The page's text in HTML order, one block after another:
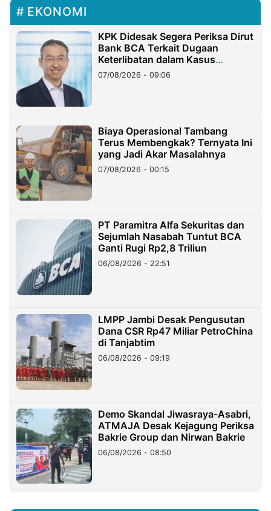
EKONOMI
KPK Didesak Segera Periksa Dirut
Bank BCA Terkait Dugaan
Keterlibatan dalam Kasus
Hilangnya Dana Nasabah Rp2,58
Miliar
07/08/2026 - 09:06
Biaya Operasional Tambang
Terus Membengkak? Ternyata Ini
yang Jadi Akar Masalahnya
07/08/2026 - 00:15
PT Paramitra Alfa Sekuritas dan
Sejumlah Nasabah Tuntut BCA
Ganti Rugi Rp2,8 Triliun
06/08/2026 - 22:51
LMPP Jambi Desak Pengusutan
Dana CSR Rp47 Miliar PetroChina
di Tanjabtim
06/08/2026 - 09:19
Demo Skandal Jiwasraya-Asabri,
ATMAJA Desak Kejagung Periksa
Bakrie Group dan Nirwan Bakrie
06/08/2026 - 08:50